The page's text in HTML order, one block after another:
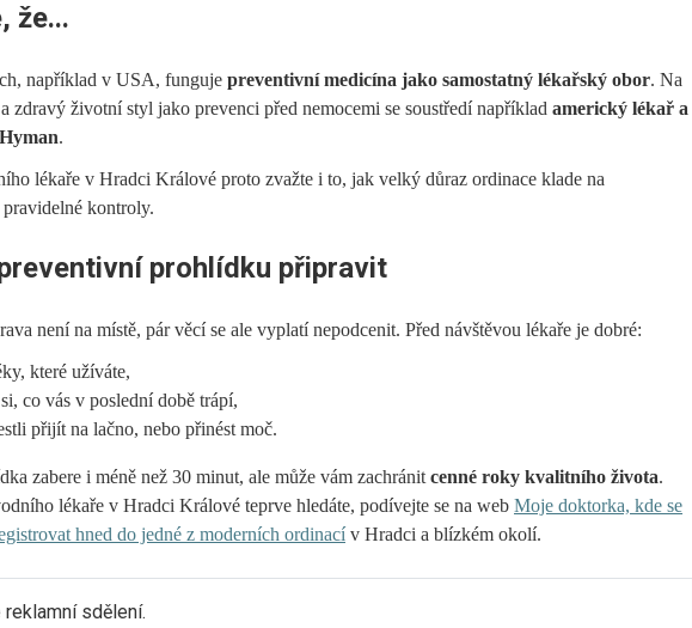
že...
například v USA, funguje preventivní medicína jako samostatný lékařský obor. Na
zdravý životní styl jako prevenci před nemocemi se soustředí například americký lékař a
.
lékaře v Hradci Králové proto zvažte i to, jak velký důraz ordinace klade na
kontroly.
prohlídku připravit
není na místě, pár věcí se ale vyplatí nepodcenit. Před návštěvou lékaře je dobré:
které užíváte,
co vás v poslední době trápí,
přijít na lačno, nebo přinést moč.
zabere i méně než 30 minut, ale může vám zachránitcenné roky kvalitního života.
lékaře v Hradci Králové teprve hledáte, podívejte se na web Moje doktorka, kde se
hned do jedné z moderních ordinacív Hradci a blízkém okolí.
sdělení.